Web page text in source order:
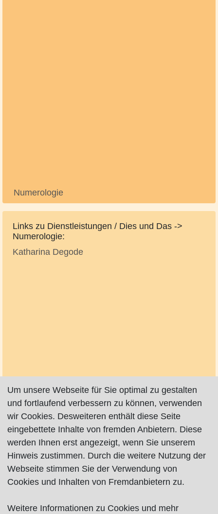
Numerologie
Links zu Dienstleistungen / Dies und Das ->
Numerologie:
Katharina Degode
Um unsere Webseite für Sie optimal zu gestalten
und fortlaufend verbessern zu können, verwenden
wir Cookies. Desweiteren enthält diese Seite
eingebettete Inhalte von fremden Anbietern. Diese
werden Ihnen erst angezeigt, wenn Sie unserem
Hinweis zustimmen. Durch die weitere Nutzung der
Webseite stimmen Sie der Verwendung von
Cookies und Inhalten von Fremdanbietern zu.
Weitere Informationen zu Cookies und mehr